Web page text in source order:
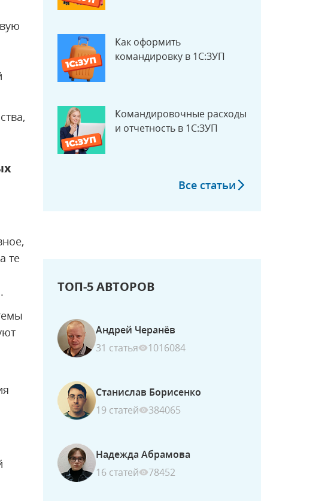
те
Как оформить
командировку в 1С:ЗУП
Командировочные расходы
и отчетность в 1С:ЗУП
Все статьи
ТОП-5 АВТОРОВ
Андрей Черанёв
31 статья
1016084
Станислав Борисенко
19 статей
384065
Надежда Абрамова
16 статей
78452